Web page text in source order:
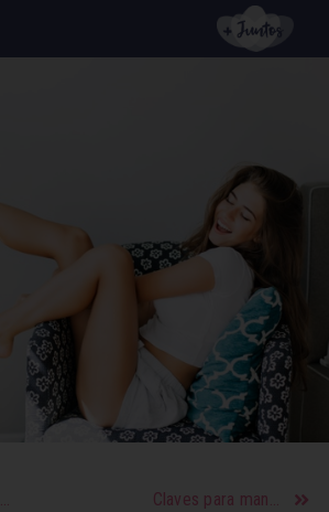
Los beneficios del aceite de oliva en el cabello Claves para mantener a un hombre Capricornio a tu lado